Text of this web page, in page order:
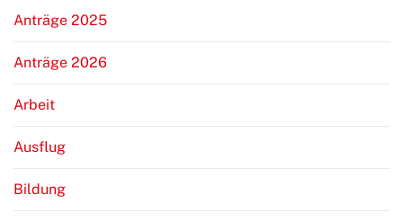
Anträge 2025
Anträge 2026
Arbeit
Ausflug
Bildung